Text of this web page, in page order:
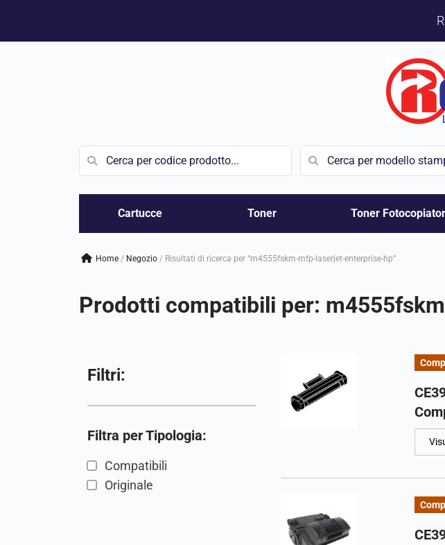
Vai
Cartucce Toner Toner
Home / negozio / Risultati di ricerca per “m4555fskm-mfp-laserjet-enterprise-hp”
Prodotti compatibili per:
Filtri:
Filtra per Tipologia:
Compatibili
Originale